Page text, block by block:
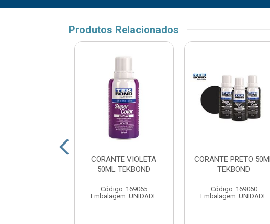
Produtos Relacionados
CORANTE VIOLETA
50ML TEKBOND
Código: 169065
Embalagem: UNIDADE
CORANTE PRETO
TEKBOND
Código: 169060
Embalagem: UNIDADE